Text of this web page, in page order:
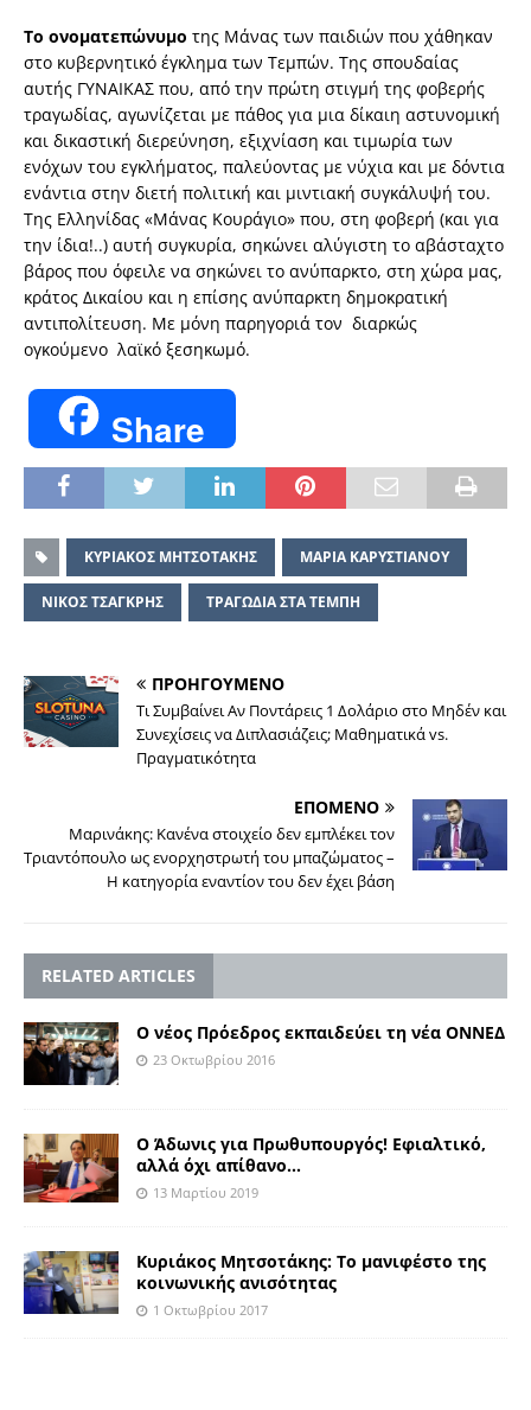
Το ονοματεπώνυμο της Μάνας των παιδιών που χάθηκαν
στο κυβερνητικό έγκλημα των Τεμπών. Της σπουδαίας
αυτής ΓΥΝΑΙΚΑΣ που, από την πρώτη στιγμή της φοβερής
τραγωδίας, αγωνίζεται με πάθος για μια δίκαιη αστυνομική
και δικαστική διερεύνηση, εξιχνίαση και τιμωρία των
ενόχων του εγκλήματος, παλεύοντας με νύχια και με δόντια
ενάντια στην διετή πολιτική και μιντιακή συγκάλυψή του.
Της Ελληνίδας «Μάνας Κουράγιο» που, στη φοβερή (και για
την ίδια!..) αυτή συγκυρία, σηκώνει αλύγιστη το αβάσταχτο
βάρος που όφειλε να σηκώνει το ανύπαρκτο, στη χώρα μας,
κράτος Δικαίου και η επίσης ανύπαρκτη δημοκρατική
αντιπολίτευση. Με μόνη παρηγοριά τον διαρκώς
ογκούμενο λαϊκό ξεσηκωμό.
Share
ΚΥΡΙΑΚΟΣ ΜΗΤΣΟΤΑΚΗΣ ΜΑΡΙΑ ΚΑΡΥΣΤΙΑΝΟΥ
ΝΙΚΟΣ ΤΣΑΓΚΡΗΣ ΤΡΑΓΩΔΙΑ ΣΤΑ ΤΕΜΠΗ
ΠΡΟΗΓΟΥΜΕΝΟ
Τι Συμβαίνει Αν Ποντάρεις 1 Δολάριο στο Μηδέν και
Συνεχίσεις να Διπλασιάζεις; Μαθηματικά vs.
Πραγματικότητα
ΕΠΟΜΕΝΟ
Μαρινάκης: Κανένα στοιχείο δεν εμπλέκει τον
Τριαντόπουλο ως ενορχηστρωτή του μπαζώματος –
Η κατηγορία εναντίον του δεν έχει βάση
RELATED ARTICLES
Ο νέος Πρόεδρος εκπαιδεύει τη νέα ΟΝΝΕΔ
23 Οκτωβρίου 2016
Ο Άδωνις για Πρωθυπουργός! Εφιαλτικό,
αλλά όχι απίθανο…
13 Μαρτίου 2019
Κυριάκος Μητσοτάκης: Το μανιφέστο της
κοινωνικής ανισότητας
1 Οκτωβρίου 2017